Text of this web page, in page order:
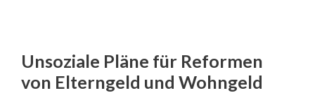
Unsoziale Pläne für Reformen
von Elterngeld und Wohngeld